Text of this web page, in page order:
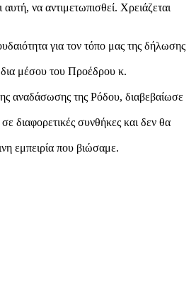
να αντιμετωπισθεί. Χρειάζεται
για τον τόπο μας της δήλωσης
μέσου του Προέδρου κ.
αναδάσωσης της Ρόδου, διαβεβαίωσε
διαφορετικές συνθήκες και δεν θα
εμπειρία που βιώσαμε.